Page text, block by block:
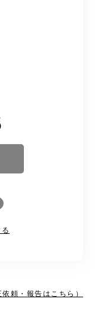
依頼・報告はこちら）